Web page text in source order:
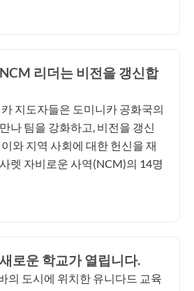
리더는 비전을 갱신합
지도자들은 도미니카 공화국의
나 팀을 강화하고, 비전을 갱신
와 지역 사회에 대한 헌신을 재
렛 자비로운 사역(NCM)의 14명
로운 학교가 열립니다.
의 도시에 위치한 유니다드 교육